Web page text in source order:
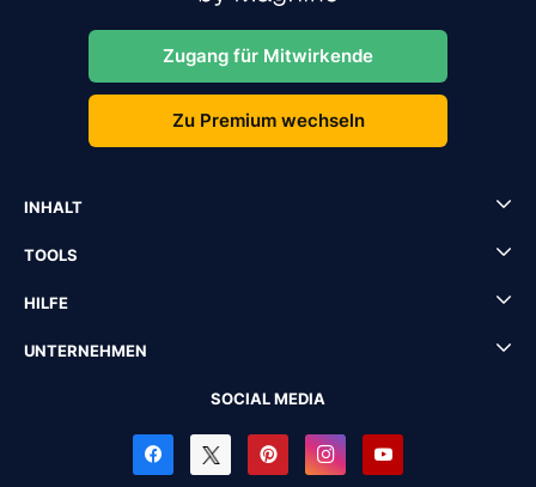
Zugang für Mitwirkende
Zu Premium wechseln
INHALT
TOOLS
HILFE
UNTERNEHMEN
SOCIAL MEDIA